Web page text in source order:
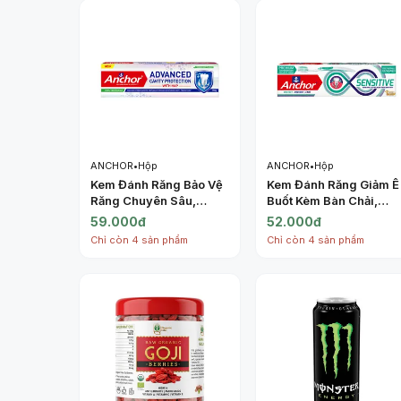
ANCHOR•Hộp
Kem Đánh Răng Bảo Vệ
Răng Chuyên Sâu,
Calcium
Hydroxyapatite
Toothpaste, Advanced
Flavour (150g) -
ANCHOR
59.000đ
Chỉ còn 4 sản phẩm
ANCHOR•Hộp
Kem Đánh Răng Giảm Ê
Buốt Kèm Bàn Chải,
Sensitive Toothpaste,
Toothbrush Included
(100g) - ANCHOR
52.000đ
Chỉ còn 4 sản phẩm